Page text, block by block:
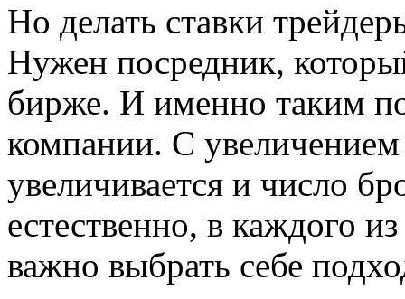
Но делать ставки
Нужен посредник,
бирже. И именно таким
компании. С увеличением
увеличивается и число
естественно, в каждого
важно выбрать себе